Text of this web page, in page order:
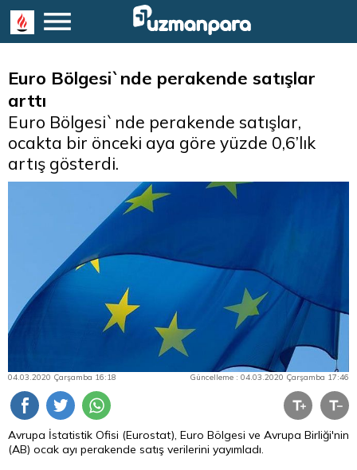
Euro Bölgesi`nde perakende satışlar
arttı
Euro Bölgesi`nde perakende satışlar,
ocakta bir önceki aya göre yüzde 0,6’lık
artış gösterdi.
04.03.2020 Çarşamba 16:18 Güncelleme : 04.03.2020 Çarşamba 17:46
Avrupa İstatistik Ofisi (Eurostat), Euro Bölgesi ve Avrupa Birliği'nin
(AB) ocak ayı perakende satış verilerini yayımladı.